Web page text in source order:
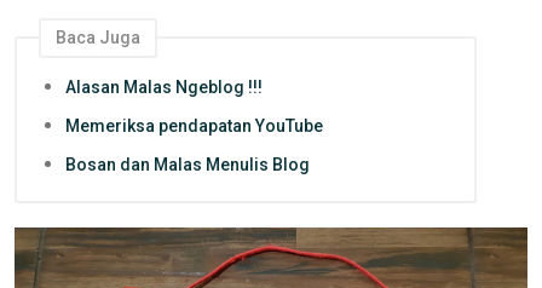
Baca Juga
Alasan Malas Ngeblog !!!
Memeriksa pendapatan YouTube
Bosan dan Malas Menulis Blog